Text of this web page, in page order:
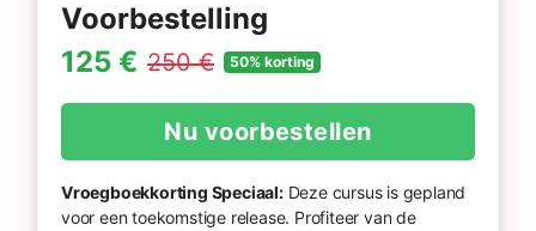
Voorbestelling
125 € 250 € 50% korting
Nu voorbestellen
Vroegboekkorting Speciaal:Deze cursus is gepland
voor een toekomstige release. Profiteer van de